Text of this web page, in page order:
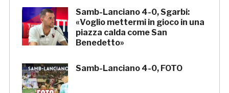
Samb-Lanciano 4-0, Sgarbi:
«Voglio mettermi in gioco in una
piazza calda come San
Benedetto»
Samb-Lanciano 4-0, FOTO